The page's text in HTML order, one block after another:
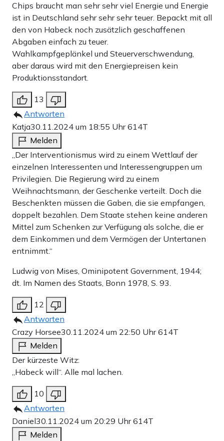
Chips braucht man sehr sehr viel Energie und Energie
ist in Deutschland sehr sehr sehr teuer. Bepackt mit all
den von Habeck noch zusätzlich geschaffenen
Abgaben einfach zu teuer.
Wahlkampfgeplänkel und Steuerverschwendung,
aber daraus wird mit den Energiepreisen kein
Produktionsstandort.
13
Antworten
Katja30.11.2024 um 18:55 Uhr614T
Melden
„Der Interventionismus wird zu einem Wettlauf der
einzelnen Interessenten und Interessengruppen um
Privilegien. Die Regierung wird zu einem
Weihnachtsmann, der Geschenke verteilt. Doch die
Beschenkten müssen die Gaben, die sie empfangen,
doppelt bezahlen. Dem Staate stehen keine anderen
Mittel zum Schenken zur Verfügung als solche, die er
dem Einkommen und dem Vermögen der Untertanen
entnimmt.“
Ludwig von Mises, Ominipotent Government, 1944;
dt. Im Namen des Staats, Bonn 1978, S. 93.
12
Antworten
Crazy Horsee30.11.2024 um 22:50 Uhr614T
Melden
Der kürzeste Witz:
„Habeck will“. Alle mal lachen.
10
Antworten
Daniel30.11.2024 um 20:29 Uhr614T
Melden